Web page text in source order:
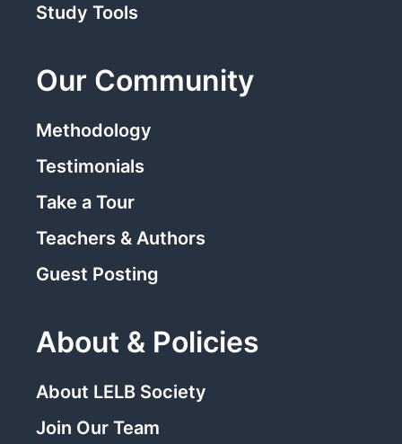
Study Tools
Our Community
Methodology
Testimonials
Take a Tour
Teachers & Authors
Guest Posting
About & Policies
About LELB Society
Join Our Team